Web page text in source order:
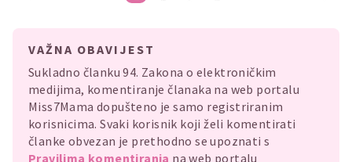
VAŽNA OBAVIJEST
Sukladno članku 94. Zakona o elektroničkim
medijima, komentiranje članaka na web portalu
Miss7Mama dopušteno je samo registriranim
korisnicima. Svaki korisnik koji želi komentirati
članke obvezan je prethodno se upoznati s
Pravilima komentiranja na web portalu